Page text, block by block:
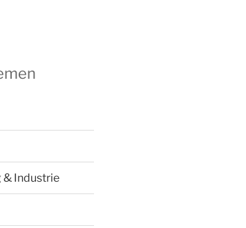
& Industrie